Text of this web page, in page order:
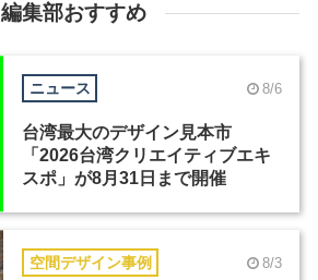
編集部おすすめ
ニュース 8/6
台湾最大のデザイン見本市
「2026台湾クリエイティブエキ
スポ」が8月31日まで開催
空間デザイン事例 8/3